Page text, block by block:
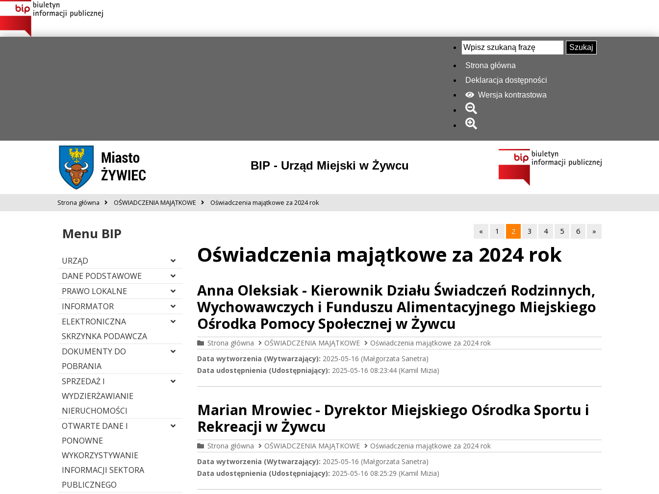
Szukaj
Strona główna
Deklaracja dostępności
Wersja kontrastowa
BIP - Urząd Miejski w Żywcu
Strona główna OŚWIADCZENIA MAJĄTKOWE Oświadczenia majątkowe za 2024 rok
Menu BIP
URZĄD
DANE PODSTAWOWE
PRAWO LOKALNE
INFORMATOR
ELEKTRONICZNA
SKRZYNKA PODAWCZA
DOKUMENTY DO
POBRANIA
SPRZEDAŻ I
WYDZIERŻAWIANIE
NIERUCHOMOŚCI
OTWARTE DANE I
PONOWNE
WYKORZYSTYWANIE
INFORMACJI SEKTORA
PUBLICZNEGO
« 1 2 3 4 5 6 »
Oświadczenia majątkowe za 2024 rok
Anna Oleksiak - Kierownik Działu Świadczeń Rodzinnych,
Wychowawczych i Funduszu Alimentacyjnego Miejskiego
Ośrodka Pomocy Społecznej w Żywcu
Strona główna OŚWIADCZENIA MAJĄTKOWE
Oświadczenia majątkowe za 2024 rok
Data wytworzenia (Wytwarzający): 2025-05-16 (Małgorzata Sanetra)
Data udostępnienia (Udostępniający): 2025-05-16 08:23:44 (Kamil Mizia)
Marian Mrowiec - Dyrektor Miejskiego Ośrodka Sportu i
Rekreacji w Żywcu
Strona główna OŚWIADCZENIA MAJĄTKOWE
Oświadczenia majątkowe za 2024 rok
Data wytworzenia (Wytwarzający): 2025-05-16 (Małgorzata Sanetra)
Data udostępnienia (Udostępniający): 2025-05-16 08:25:29 (Kamil Mizia)